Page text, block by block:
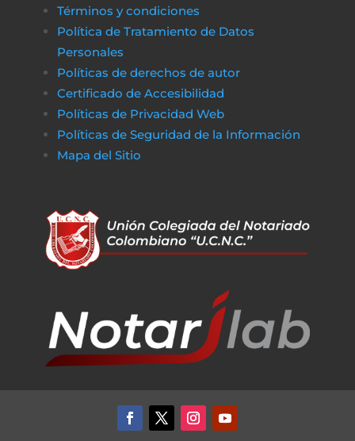
Términos y condiciones
Política de Tratamiento de Datos
Personales
Políticas de derechos de autor
Certificado de Accesibilidad
Políticas de Privacidad Web
Políticas de Seguridad de la Información
Mapa del Sitio